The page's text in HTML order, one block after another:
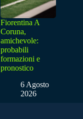
Fiorentina A
Coruna,
amichevole:
probabili
formazioni e
pronostico
6 Agosto
2026